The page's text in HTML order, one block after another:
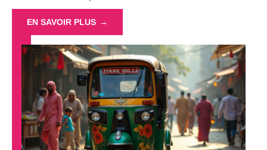
EN SAVOIR PLUS